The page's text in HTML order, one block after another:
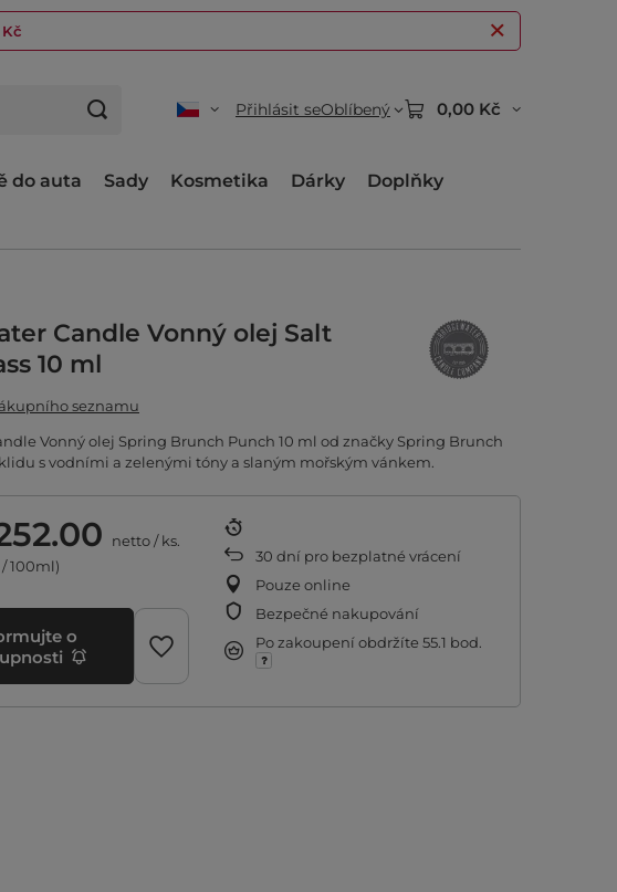
Přihlásit seOblíbený 0,00 Kč
do auta Sady Kosmetika Dárky
Doplňky
Candle Vonný olej Salt
10 ml
seznamu
Vonný olej Spring Brunch Punch 10 ml od značky Spring Brunch
s vodními a zelenými tóny a slaným mořským vánkem.
netto/ks.
/ 100ml)
o
30 dní pro bezplatné vrácení
Pouze online
Bezpečné nakupování
Po zakoupení obdržíte 55.1 bod.